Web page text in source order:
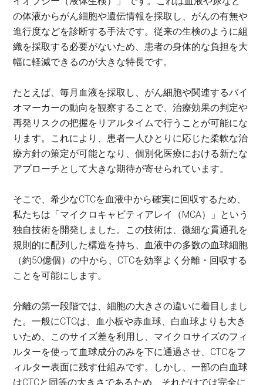
の体液からがん細胞や遺伝情報を採取し、がんの有無や
進行度などを診断する手法です。従来の生検のように組
織を採取する必要がないため、患者の身体的な負担を大
幅に軽減できるのが大きな特長です。
たとえば、毎月血液を採取し、がん細胞や関連するバイ
オマーカーの動向を観察することで、治療効果の判定や
再発リスクの把握をリアルタイムで行うことが可能にな
ります。これにより、患者一人ひとりに応じた柔軟な治
療方針の策定が可能となり、個別化医療における新たな
アプローチとして大きな期待が寄せられています。
そこで、希少なCTCを血液中から確実に回収するため、
私たちは「マイクロキャビティアレイ（MCA）」という
独自技術を開発しました。この技術は、微細な貫通孔を
規則的に配列した構造を持ち、血液中の多数の血球細胞
（約50億個）の中から、CTCを効率よく分離・回収する
ことを可能にします。
分離の第一段階では、細胞の大きさの違いに着目しまし
た。一般にCTCは、血小板や赤血球、白血球よりも大き
いため、このサイズ差を利用し、マイクロサイズのフィ
ルターを使って血球成分のみを下に通過させ、CTCをフ
ィルター表面に残す仕組みです。しかし、一部の白血球
はCTCと同等の大きさであるため、それだけでは完全に